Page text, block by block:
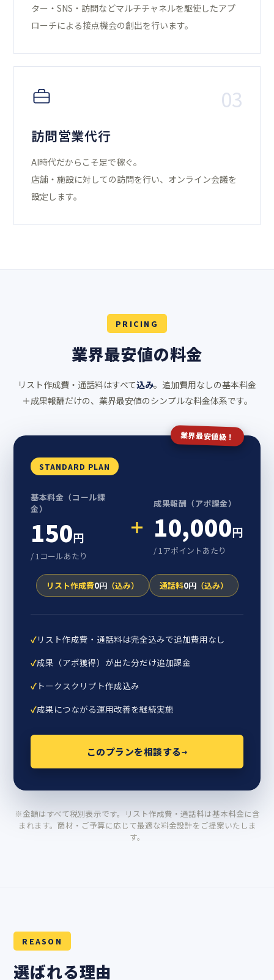
ター・SNS・訪問などマルチチャネルを駆使したアプ
ローチによる接点機会の創出を行います。
03
訪問営業代行
AI時代だからこそ足で稼ぐ。
店舗・施設に対しての訪問を行い、オンライン会議を
設定します。
PRICING
業界最安値の料金
リスト作成費・通話料はすべて込み。追加費用なしの基本料金
＋成果報酬だけの、業界最安値のシンプルな料金体系です。
業界最安値級！
STANDARD PLAN
基本料金（コール課
金）
150円
/ 1コールあたり
＋
成果報酬（アポ課金）
10,000円
/ 1アポイントあたり
リスト作成費0円（込み） 通話料0円（込み）
✓リスト作成費・通話料は完全込みで追加費用なし
✓成果（アポ獲得）が出た分だけ追加課金
✓ トークスクリプト作成込み
✓成果につながる運用改善を継続実施
このプランを相談する→
※金額はすべて税別表示です。リスト作成費・通話料は基本料金に含
まれます。商材・ご予算に応じて最適な料金設計をご提案いたしま
す。
REASON
選ばれる理由